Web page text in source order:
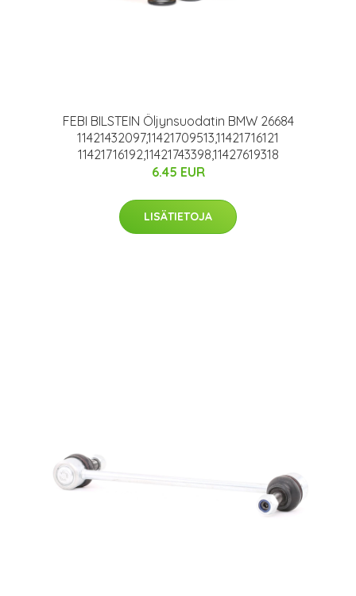
FEBI BILSTEIN Öljynsuodatin BMW 26684
11421432097,11421709513,11421716121
11421716192,11421743398,11427619318
6.45 EUR
LISÄTIETOJA